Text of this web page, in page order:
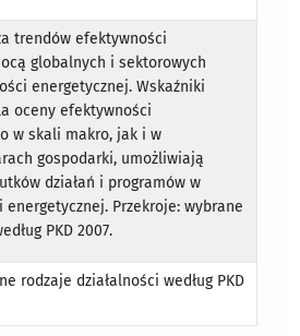
trendów efektywności
globalnych i sektorowych
energetycznej. Wskaźniki
oceny efektywności
w skali makro, jak i w
gospodarki, umożliwiają
działań i programów w
Przekroje: wybrane
PKD 2007.
rodzaje działalności według PKD